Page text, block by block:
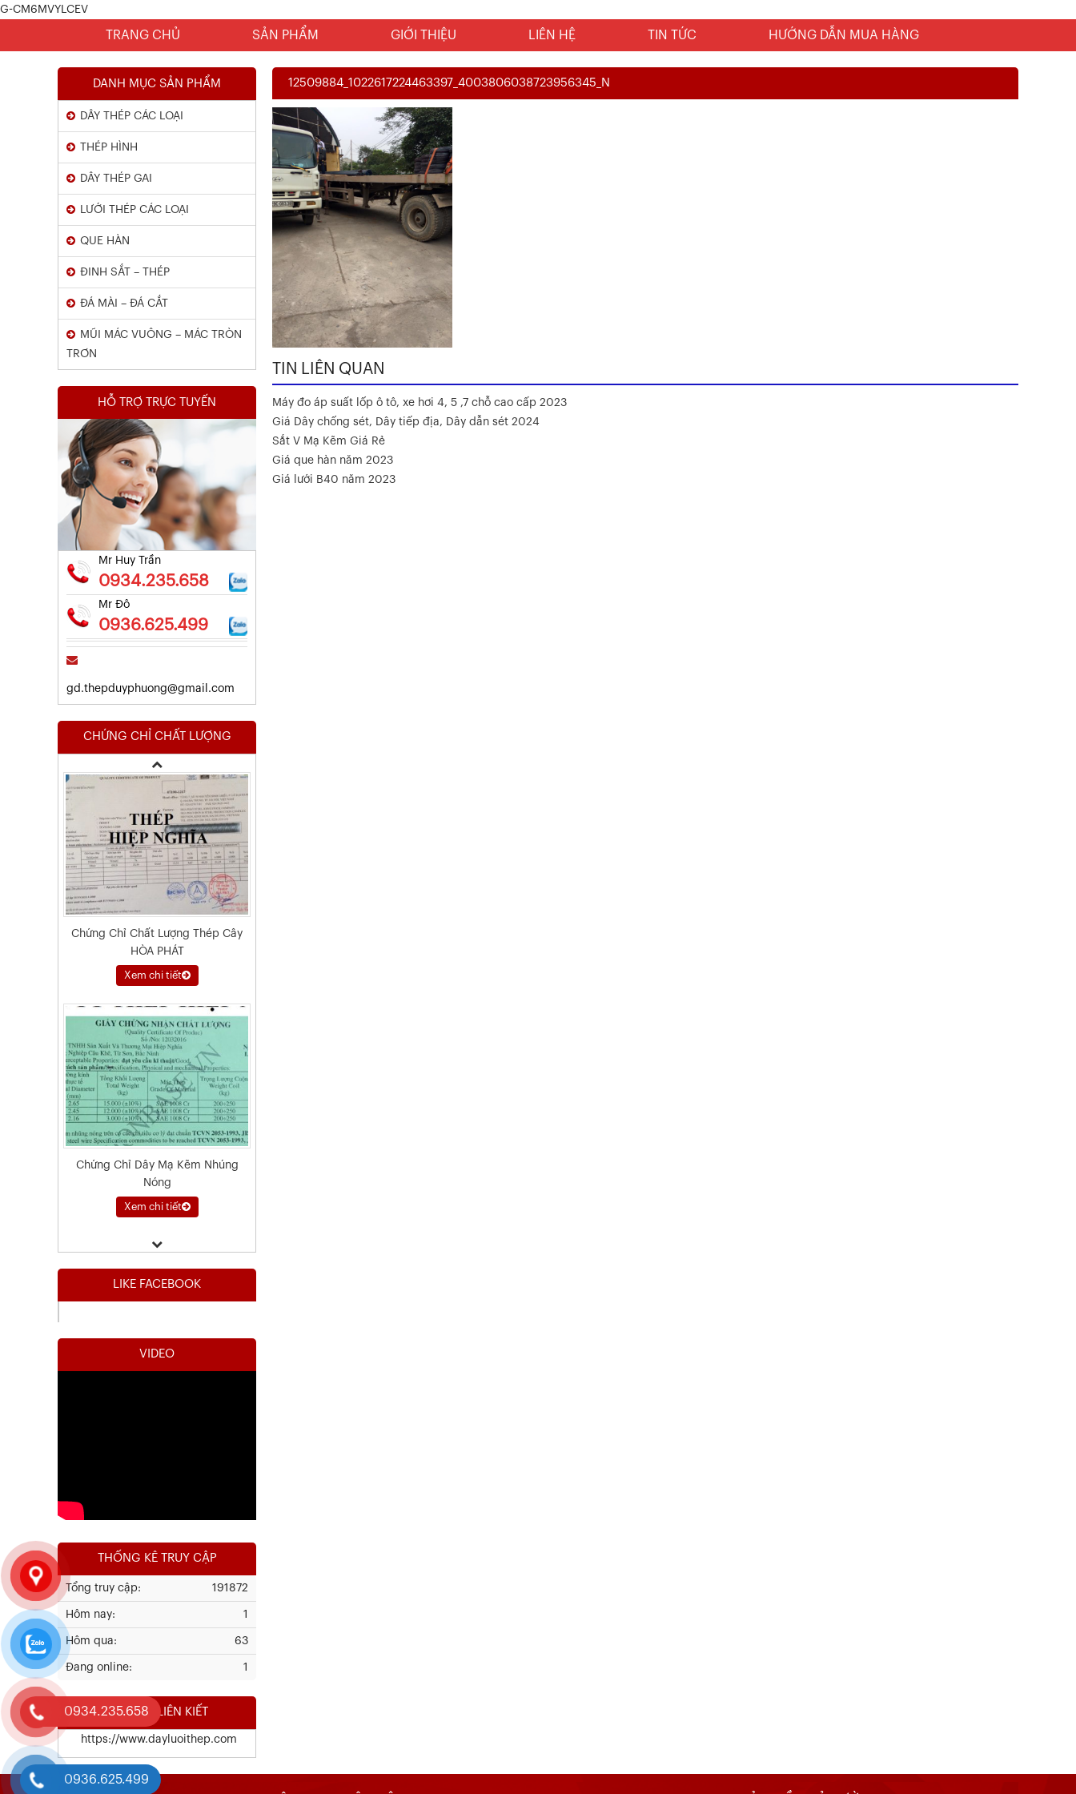
G-CM6MVYLCEV
TRANG CHỦ SẢN PHẨM GIỚI THIỆU LIÊN HỆ TIN TỨC HƯỚNG DẪN MUA HÀNG
12509884_1022617224463397_4003806038723956345_N
TIN LIÊN QUAN
Máy đo áp suất lốp ô tô, xe hơi 4, 5 ,7 chỗ cao cấp 2023
Giá Dây chống sét, Dây tiếp địa, Dây dẫn sét 2024
Sắt V Mạ Kẽm Giá Rẻ
Giá que hàn năm 2023
Giá lưới B40 năm 2023
DANH MỤC SẢN PHẨM
DÂY THÉP CÁC LOẠI
THÉP HÌNH
DÂY THÉP GAI
LƯỚI THÉP CÁC LOẠI
QUE HÀN
ĐINH SẮT – THÉP
ĐÁ MÀI – ĐÁ CẮT
MŨI MÁC VUÔNG – MÁC TRÒN
TRƠN
HỖ TRỢ TRỰC TUYẾN
Mr Huy Trần
0934.235.658
Mr Đô
0936.625.499
gd.thepduyphuong@gmail.com
CHỨNG CHỈ CHẤT LƯỢNG
Chứng Chỉ Dây Mạ Kẽm Nhúng
Nóng
Kết Quả Thử Nghiệm Lưới Tô Tường
Xem chi tiết
Kết Quả Thử Nghiệm Lưới Tô Tường
Chứng Chỉ Chất Lượng Thép Cây
HÒA PHÁT
Xem chi tiết
Chứng Chỉ Dây Mạ Kẽm Nhúng
Nóng
Xem chi tiết
Kết Quả Thử Nghiệm Lưới Tô Tường
Xem chi tiết
LIKE FACEBOOK
VIDEO
THỐNG KÊ TRUY CẬP
191872
Tổng truy cập:
1
Hôm nay:
63
Hôm qua:
1
Đang online:
WEBSITE LIÊN KIẾT
https://www.dayluoithep.com
0934.235.658
0936.625.499